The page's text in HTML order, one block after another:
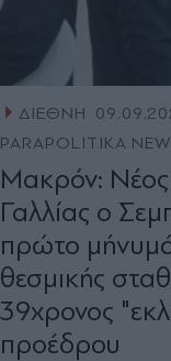
ΔΙΕΘΝΗ
PARAPOLITIKA
Μακρόν:
Γαλλίας ο
πρώτο μήνυμά
θεσμικής
39χρονος
προέδρου